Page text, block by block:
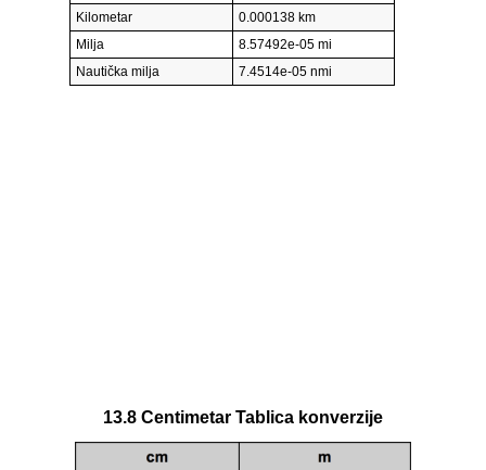
Kilometar
0.000138 km
Milja
8.57492e-05 mi
Nautička milja
7.4514e-05 nmi
13.8 Centimetar Tablica konverzije